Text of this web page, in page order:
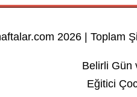
2026 | Toplam
Belirli Gün
Eğitici